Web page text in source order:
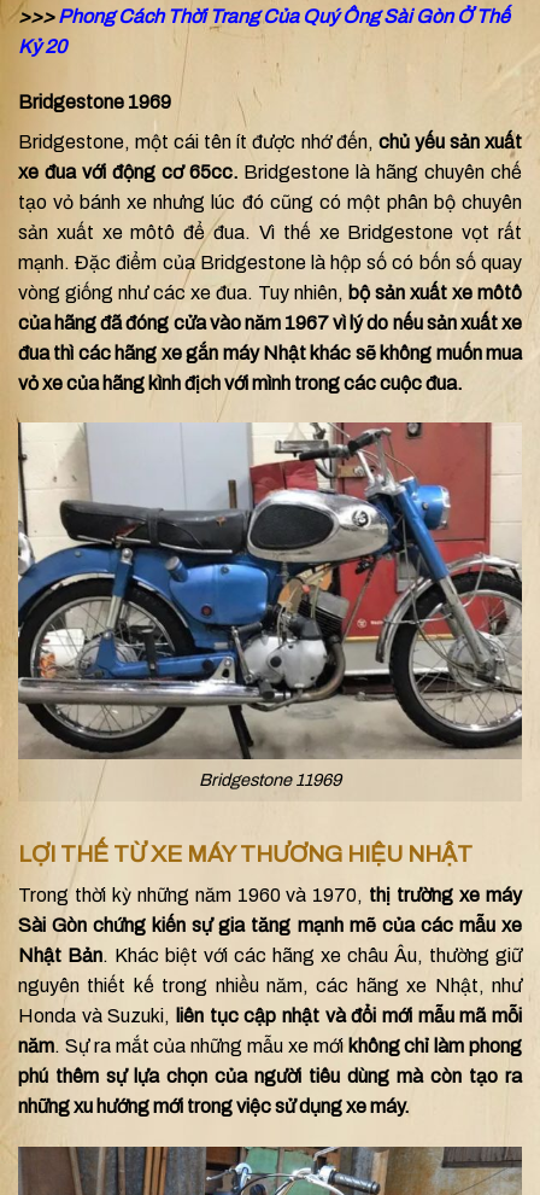
>>>Phong Cách Thời Trang Của Quý Ông Sài Gòn Ở Thế
Kỷ 20
Bridgestone 1969
Bridgestone, một cái tên ít được nhớ đến, chủ yếu sản xuất
xe đua với động cơ 65cc. Bridgestone là hãng chuyên chế
tạo vỏ bánh xe nhưng lúc đó cũng có một phân bộ chuyên
sản xuất xe môtô để đua. Vì thế xe Bridgestone vọt rất
mạnh. Đặc điểm của Bridgestone là hộp số có bốn số quay
vòng giống như các xe đua. Tuy nhiên, bộ sản xuất xe môtô
của hãng đã đóng cửa vào năm 1967 vì lý do nếu sản xuất xe
đua thì các hãng xe gắn máy Nhật khác sẽ không muốn mua
vỏ xe của hãng kình địch với mình trong các cuộc đua.
Bridgestone 11969
LỢI THẾ TỪ XE MÁY THƯƠNG HIỆU NHẬT
Trong thời kỳ những năm 1960 và 1970, thị trường xe máy
Sài Gòn chứng kiến sự gia tăng mạnh mẽ của các mẫu xe
Nhật Bản. Khác biệt với các hãng xe châu Âu, thường giữ
nguyên thiết kế trong nhiều năm, các hãng xe Nhật, như
Honda và Suzuki, liên tục cập nhật và đổi mới mẫu mã mỗi
năm. Sự ra mắt của những mẫu xe mới không chỉ làm phong
phú thêm sự lựa chọn của người tiêu dùng mà còn tạo ra
những xu hướng mới trong việc sử dụng xe máy.